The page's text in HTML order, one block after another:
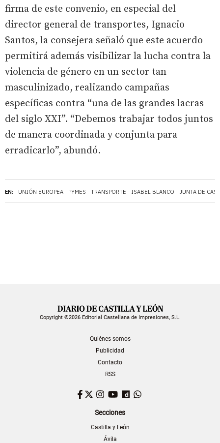
EN: UNIÓN EUROPEA PYMES TRANSPORTE ISABEL BLANCO JUNTA DE
firma de este convenio, en especial del
director general de transportes, Ignacio
Santos, la consejera señaló que este acuerdo
permitirá además visibilizar la lucha contra la
violencia de género en un sector tan
masculinizado, realizando campañas
específicas contra “una de las grandes lacras
del siglo XXI”. “Debemos trabajar todos juntos
de manera coordinada y conjunta para
erradicarlo”, abundó.
Copyright ©2026 Editorial Castellana de Impresiones, S.L.
Quiénes somos
Publicidad
Contacto
RSS
Facebook
TwitterInstagram
YouTubeDailymotion
Secciones
Castilla y León
Ávila